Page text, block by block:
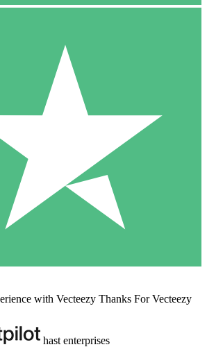
with Vecteezy Thanks For Vecteezy
hast enterprises